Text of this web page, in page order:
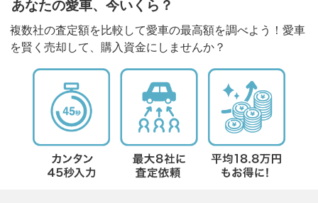
あなたの愛車、今いくら？
複数社の査定額を比較して愛車の最高額を調べよう！愛車
を賢く売却して、購入資金にしませんか？